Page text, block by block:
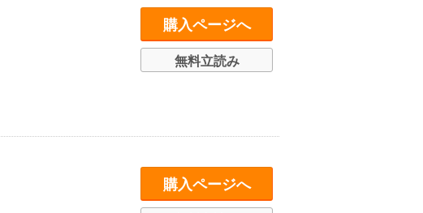
購入ページへ
無料立読み
購入ページへ